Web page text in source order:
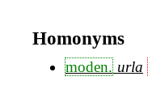
Homonyms
moden. urla